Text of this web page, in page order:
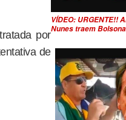
por
de
VÍDEO: URGENTE!!
Nunes traem